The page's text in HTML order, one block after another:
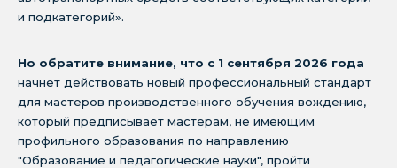
и подкатегорий».
Но обратите внимание, что с 1 сентября 2026 года
начнет действовать новый профессиональный стандарт
для мастеров производственного обучения вождению,
который предписывает мастерам, не имеющим
профильного образования по направлению
"Образование и педагогические науки", пройти